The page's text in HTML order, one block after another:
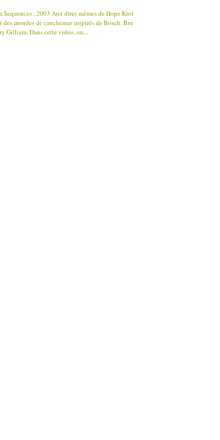
, 2003 Aux dires mêmes de Hope Krol
mondes de cauchemar inspirés de Bosch, Bru
Gilliam. Dans cette vidéo, on...